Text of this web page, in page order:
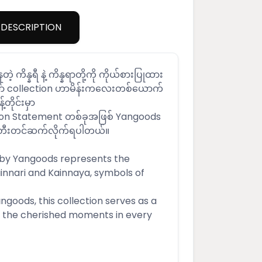
DESCRIPTION
တဲ့ ကိန္နရီ နဲ့ ကိန္နရာတို့ကို ကိုယ်စားပြုထား
collection ဟာမိန်းကလေးတစ်ယောက်
င်းမှာ
Statement တစ်ခုအဖြစ် Yangoods
တီးတင်ဆက်လိုက်ရပါတယ်။
Yangoods represents the
and Kainnaya, symbols of
this collection serves as a
cherished moments in every